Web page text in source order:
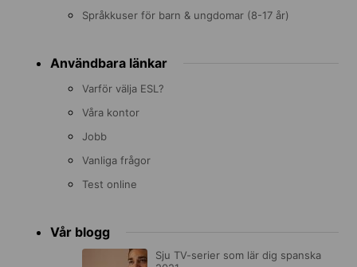
Språkkuser för barn & ungdomar (8-17 år)
Användbara länkar
Varför välja ESL?
Våra kontor
Jobb
Vanliga frågor
Test online
Vår blogg
Sju TV-serier som lär dig spanska